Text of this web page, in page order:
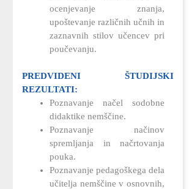
ocenjevanje znanja,
upoštevanje različnih učnih in
zaznavnih stilov učencev pri
poučevanju.
PREDVIDENI ŠTUDIJSKI
REZULTATI:
Poznavanje načel sodobne
didaktike nemščine.
Poznavanje načinov
spremljanja in načrtovanja
pouka.
Poznavanje pedagoškega dela
učitelja nemščine v osnovnih,